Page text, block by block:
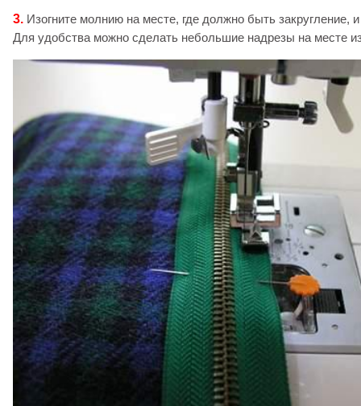
3. Изогните молнию на месте, где должно быть закругление,
Для удобства можно сделать небольшие надрезы на месте